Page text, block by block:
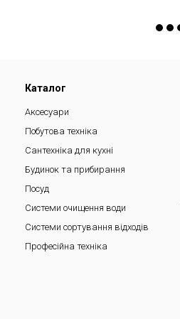
Каталог
Аксесуари
Побутова техніка
Сантехніка для кухні
Будинок та прибирання
Посуд
Системи очищення води
Системи сортування відходів
Професійна техніка